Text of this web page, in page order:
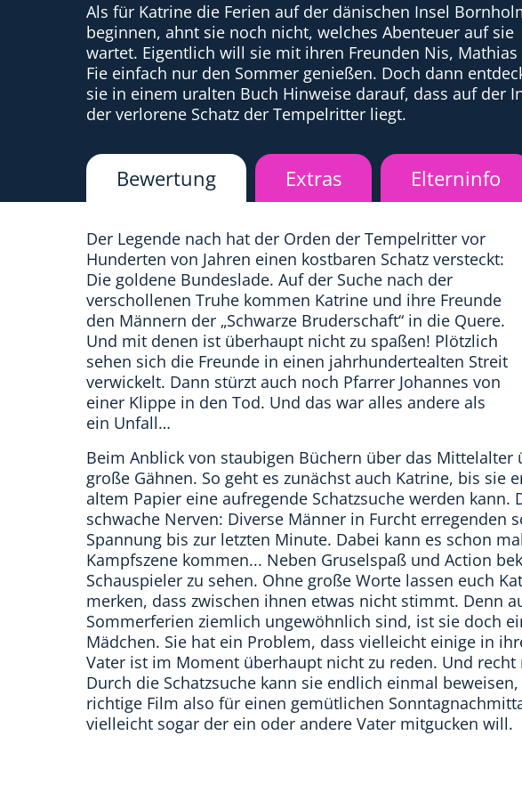
Als für Katrine die Ferien auf der dänischen Insel
beginnen, ahnt sie noch nicht, welches Abenteuer auf sie
wartet. Eigentlich will sie mit ihren Freunden Nis, Mathias
Fie einfach nur den Sommer genießen. Doch dann
sie in einem uralten Buch Hinweise darauf, dass auf der
der verlorene Schatz der Tempelritter liegt.
Bewertung Extras Elterninfo
Der Legende nach hat der Orden der Tempelritter vor
Hunderten von Jahren einen kostbaren Schatz versteckt:
Die goldene Bundeslade. Auf der Suche nach der
verschollenen Truhe kommen Katrine und ihre Freunde
den Männern der „Schwarze Bruderschaft“ in die Quere.
Und mit denen ist überhaupt nicht zu spaßen! Plötzlich
sehen sich die Freunde in einen jahrhundertealten Streit
verwickelt. Dann stürzt auch noch Pfarrer Johannes von
einer Klippe in den Tod. Und das war alles andere als
ein Unfall…
Beim Anblick von staubigen Büchern über das
große Gähnen. So geht es zunächst auch Katrine, bis sie
altem Papier eine aufregende Schatzsuche werden
schwache Nerven: Diverse Männer in Furcht erregenden
Spannung bis zur letzten Minute. Dabei kann es schon
Kampfszene kommen... Neben Gruselspaß und Action
Schauspieler zu sehen. Ohne große Worte lassen euch
merken, dass zwischen ihnen etwas nicht stimmt. Denn
Sommerferien ziemlich ungewöhnlich sind, ist sie doch
Mädchen. Sie hat ein Problem, dass vielleicht einige in
Vater ist im Moment überhaupt nicht zu reden. Und
Durch die Schatzsuche kann sie endlich einmal
richtige Film also für einen gemütlichen
vielleicht sogar der ein oder andere Vater mitgucken will.